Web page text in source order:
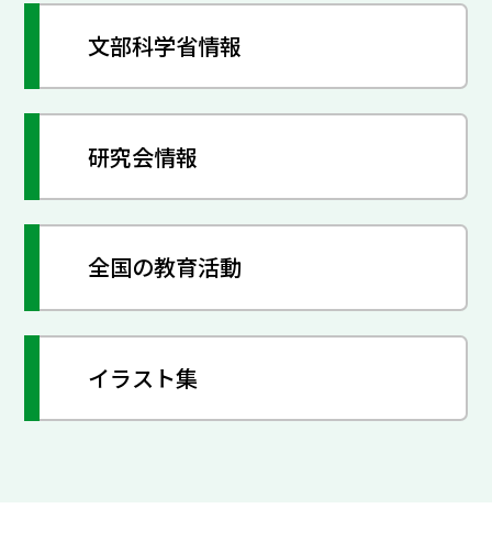
文部科学省情報
研究会情報
全国の教育活動
イラスト集